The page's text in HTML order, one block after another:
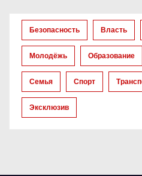
а
п
и
с
я
Безопасность Власть
Молодёжь Образование
Семья Спорт
Эксклюзив